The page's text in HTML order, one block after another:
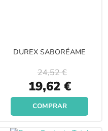
DUREX SABORÉAME
Special
Price
19,62 €
24,52 €
COMPRAR